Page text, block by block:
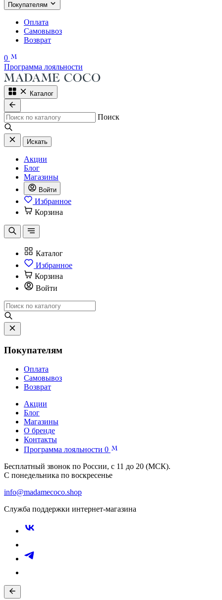
Покупателям
Оплата
Самовывоз
Возврат
0
Программа лояльности
Каталог
Поиск
Искать
Акции
Блог
Магазины
Войти
Избранное
Корзина
Каталог
Избранное
Корзина
Войти
Покупателям
Оплата
Самовывоз
Возврат
Акции
Блог
Магазины
О бренде
Контакты
Программа лояльности 0
Бесплатный звонок по России, с 11 до 20 (МСК).
С понедельника по воскресенье
info@madamecoco.shop
Служба поддержки интернет-магазина